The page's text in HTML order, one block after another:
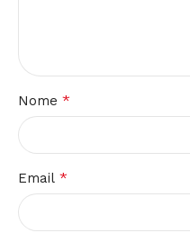
Nome *
Email *